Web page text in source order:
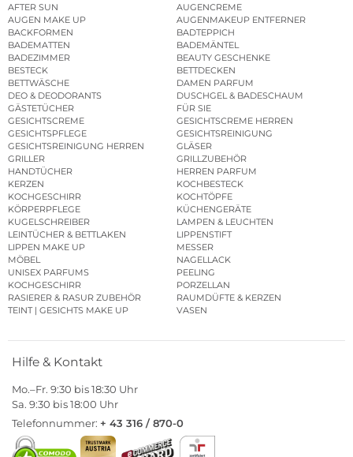
AFTER SUN
AUGENCREME
AUGEN MAKE UP
AUGENMAKEUP ENTFERNER
BACKFORMEN
BADTEPPICH
BADEMATTEN
BADEMÄNTEL
BADEZIMMER
BEAUTY GESCHENKE
BESTECK
BETTDECKEN
BETTWÄSCHE
DAMEN PARFUM
DEO & DEODORANTS
DUSCHGEL & BADESCHAUM
GÄSTETÜCHER
FÜR SIE
GESICHTSCREME
GESICHTSCREME HERREN
GESICHTSPFLEGE
GESICHTSREINIGUNG
GESICHTSREINIGUNG HERREN
GLÄSER
GRILLER
GRILLZUBEHÖR
HANDTÜCHER
HERREN PARFUM
KERZEN
KOCHBESTECK
KOCHGESCHIRR
KOCHTÖPFE
KÖRPERPFLEGE
KÜCHENGERÄTE
KUGELSCHREIBER
LAMPEN & LEUCHTEN
LEINTÜCHER & BETTLAKEN
LIPPENSTIFT
LIPPEN MAKE UP
MESSER
MÖBEL
NAGELLACK
UNISEX PARFUMS
PEELING
KOCHGESCHIRR
PORZELLAN
RASIERER & RASUR ZUBEHÖR
RAUMDÜFTE & KERZEN
TEINT | GESICHTS MAKE UP
VASEN
Hilfe & Kontakt
Mo.–Fr. 9:30 bis 18:30 Uhr
Sa. 9:30 bis 18:00 Uhr
Telefonnummer: + 43 316 / 870-0